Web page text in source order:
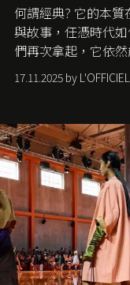
何謂經典? 它的本
與故事，任憑時代
們再次拿起，它依
手袋更是這樣存在
位。如果說每個女生
愛它的雋永與優雅
甚麼取名叫 2.55 ？
歲月，回顧 2.55 的
17.11.2025 by